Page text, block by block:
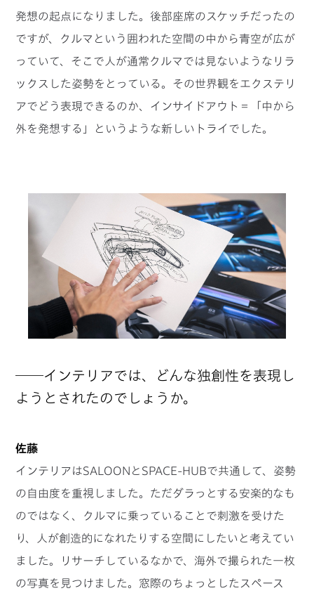
発想の起点になりました。後部座席のスケッチだったの
ですが、クルマという囲われた空間の中から青空が広が
っていて、そこで人が通常クルマでは見ないようなリラ
ックスした姿勢をとっている。その世界観をエクステリ
アでどう表現できるのか、インサイドアウト＝「中から
外を発想する」というような新しいトライでした。
──インテリアでは、どんな独創性を表現し
ようとされたのでしょうか。
佐藤
インテリアはSALOONとSPACE-HUBで共通して、姿勢
の自由度を重視しました。ただダラっとする安楽的なも
のではなく、クルマに乗っていることで刺激を受けた
り、人が創造的になれたりする空間にしたいと考えてい
ました。リサーチしているなかで、海外で撮られた一枚
の写真を見つけました。窓際のちょっとしたスペース